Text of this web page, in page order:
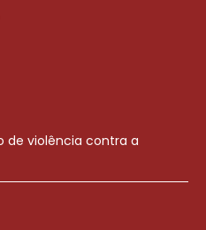
de violência contra a